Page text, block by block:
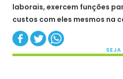
laborais, exercem funções
custos com eles mesmos na